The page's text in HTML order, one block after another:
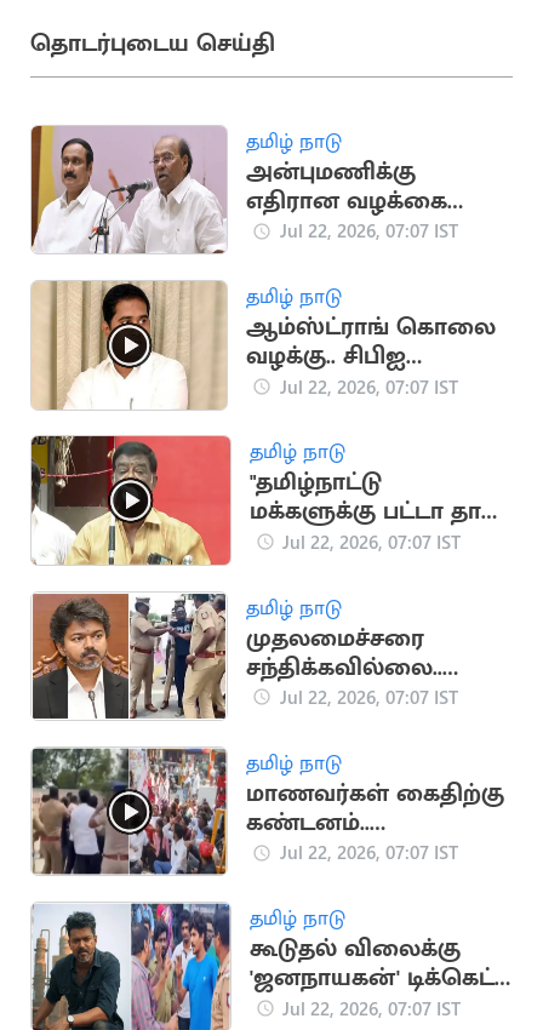
தொடர்புடைய செய்தி
தமிழ் நாடு
அன்புமணிக்கு
எதிரான வழக்கை
வாபஸ் பெற்றார்
Jul 22, 2026, 07:07 IST
தமிழ் நாடு
ஆம்ஸ்ட்ராங் கொலை
வழக்கு.. சிபிஐ
விசாரணைக்கு
அனுமதி
Jul 22, 2026, 07:07 IST
தமிழ் நாடு
"தமிழ்நாட்டு
மக்களுக்கு பட்டா தான்
புத்தி வரும்".. சிவாஜி
Jul 22, 2026, 07:07 IST
தமிழ் நாடு
முதலமைச்சரை
சந்திக்கவில்லை..
உண்மையை உடைத்த
Jul 22, 2026, 07:07 IST
தமிழ் நாடு
மாணவர்கள் கைதிற்கு
கண்டனம்..
திருவொற்றியூர்
முற்றுகை
Jul 22, 2026, 07:07 IST
தமிழ் நாடு
கூடுதல் விலைக்கு
'ஜனநாயகன்' டிக்கெட்
விற்பனை.. ரசிகர்கள்
Jul 22, 2026, 07:07 IST